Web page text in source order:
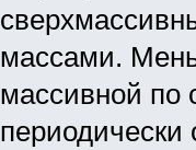
массами.
массивной по